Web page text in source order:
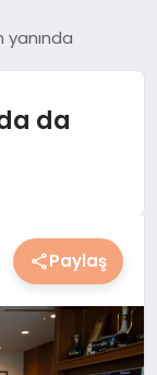
da
Paylaş